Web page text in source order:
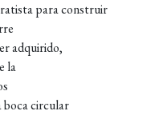
para construir
adquirido,
la
boca circular